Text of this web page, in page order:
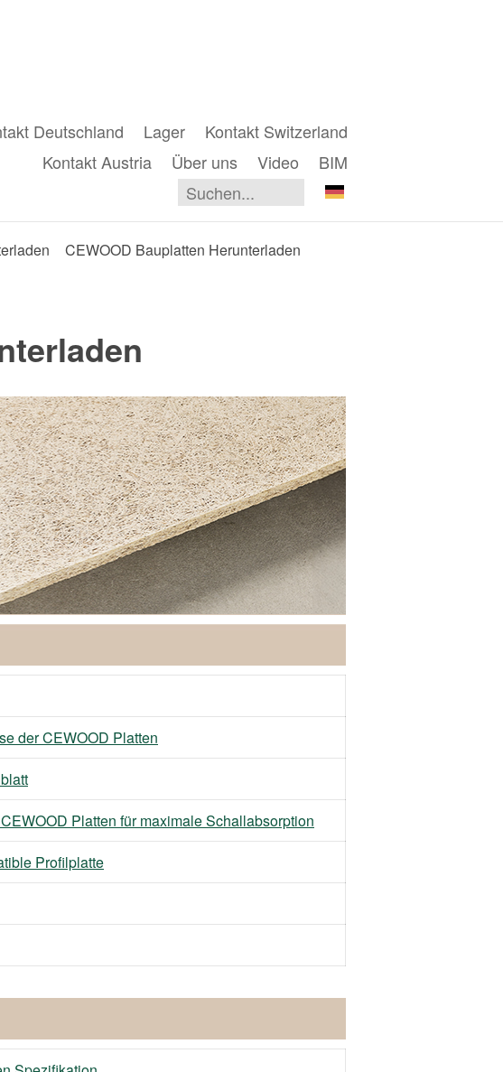
Deutschland Lager
Kontakt Switzerland
Kontakt Austria
Über uns Video BIM
CEWOOD Bauplatten Herunterladen
der CEWOOD Platten
Platten für maximale Schallabsorption
Profilplatte